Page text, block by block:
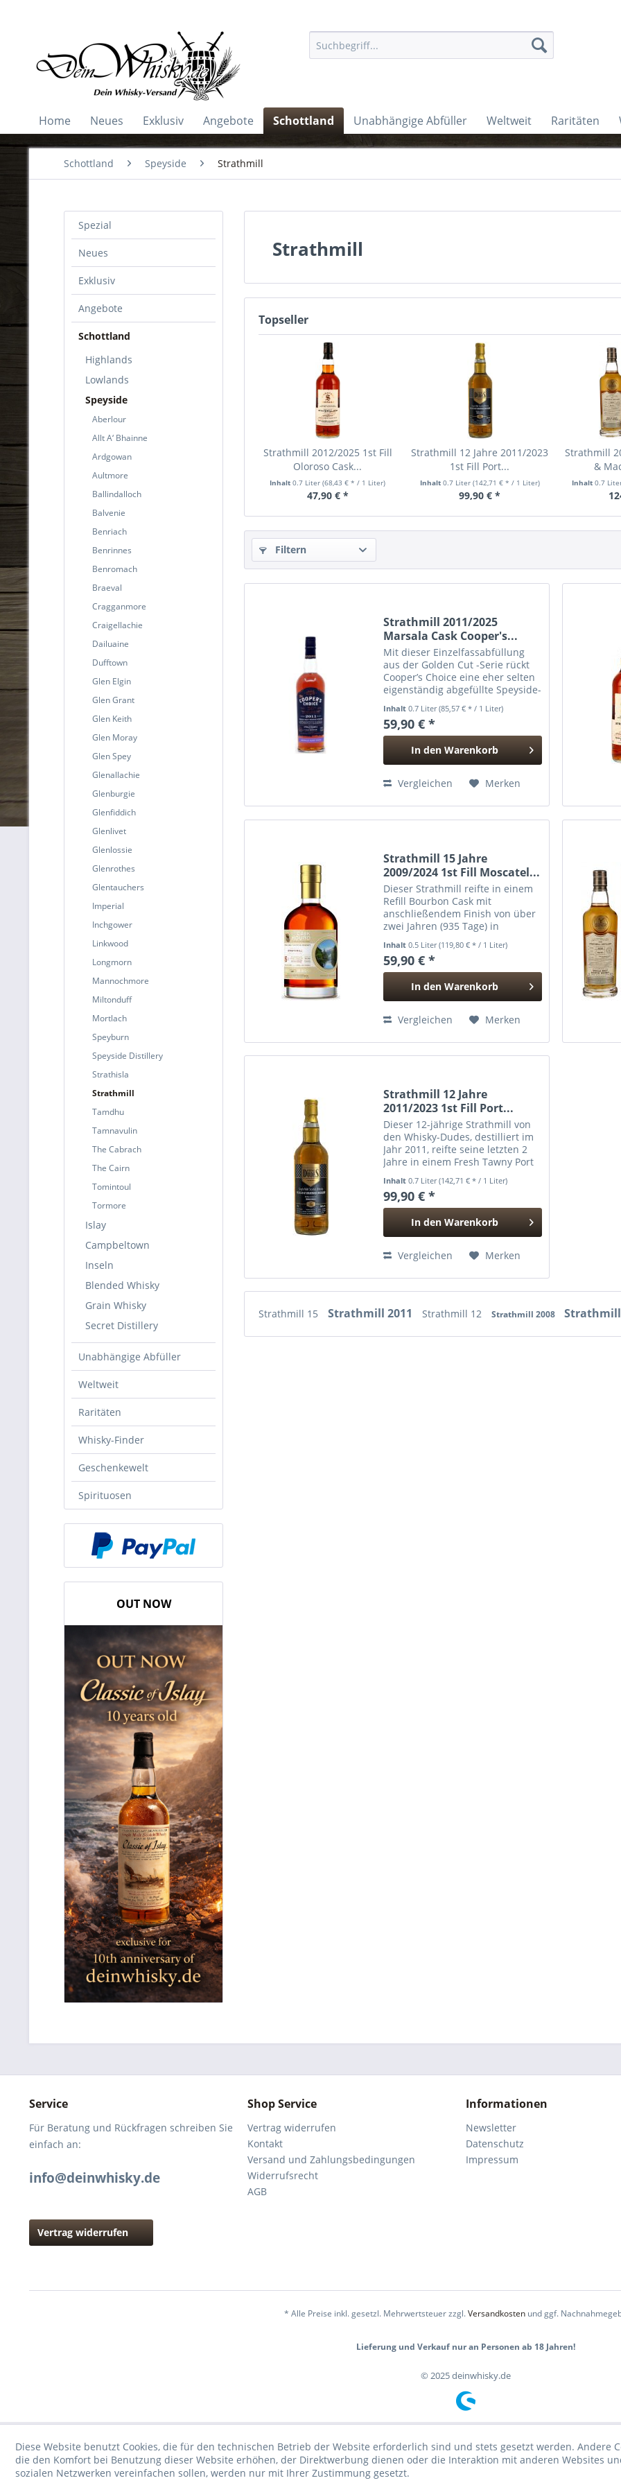
Home Neues Exklusiv Angebote Schottland Unabhängige Abfüller Weltweit Raritäten
Schottland Speyside Strathmill
Spezial
Neues
Exklusiv
Angebote
Schottland
Highlands
Lowlands
Speyside
Aberlour
Allt A‘ Bhainne
Ardgowan
Aultmore
Ballindalloch
Balvenie
Benriach
Benrinnes
Benromach
Braeval
Cragganmore
Craigellachie
Dailuaine
Dufftown
Glen Elgin
Glen Grant
Glen Keith
Glen Moray
Glen Spey
Glenallachie
Glenburgie
Glenfiddich
Glenlivet
Glenlossie
Glenrothes
Glentauchers
Imperial
Inchgower
Linkwood
Longmorn
Mannochmore
Miltonduff
Mortlach
Speyburn
Speyside Distillery
Strathisla
Strathmill
Tamdhu
Tamnavulin
The Cabrach
The Cairn
Tomintoul
Tormore
Islay
Campbeltown
Inseln
Blended Whisky
Grain Whisky
Secret Distillery
Unabhängige Abfüller
Weltweit
Raritäten
Whisky-Finder
Geschenkewelt
Spirituosen
OUT NOW
Strathmill
Topseller
Strathmill 2012/2025 1st Fill
Oloroso Cask...
Inhalt0.7 Liter(68,43 € * / 1 Liter)
47,90 € *
Strathmill 12 Jahre 2011/2023
1st Fill Port...
Inhalt 0.7 Liter (142,71 € * / 1 Liter)
99,90 € *
Strathmill
&
Inhalt0.7
Filtern
Strathmill 2011/2025
Marsala Cask Cooper's...
Mit dieser Einzelfassabfüllung
aus der Golden Cut -Serie rückt
Cooper’s Choice eine eher selten
eigenständig abgefüllte Speyside-
Strathmill ist vor allem für seinen
weichen, zugänglichen Hausstil
bekannt, der sich...
Inhalt0.7 Liter(85,57 € * / 1 Liter)
59,90 € *
In den Warenkorb
Hinzugefügt
Vergleichen Merken
Strathmill 15 Jahre
2009/2024 1st Fill Moscatel...
Dieser Strathmill reifte in einem
Refill Bourbon Cask mit
anschließendem Finish von über
zwei Jahren (935 Tage) in
und wurde in natürlicher
Fassstärke mit 57,3% vol. von The
Caskhound abgefüllt. Aroma :...
Inhalt0.5 Liter(119,80 € * / 1 Liter)
59,90 € *
In den Warenkorb
Hinzugefügt
Vergleichen Merken
Strathmill 12 Jahre
2011/2023 1st Fill Port...
Dieser 12-jährige Strathmill von
den Whisky-Dudes, destilliert im
Jahr 2011, reifte seine letzten 2
Jahre in einem Fresh Tawny Port
frischer Tawny Port Quarter-
Fässer während der letzten zwei
Jahre des...
Inhalt0.7 Liter(142,71 € * / 1 Liter)
99,90 € *
In den Warenkorb
Hinzugefügt
Vergleichen Merken
Strathmill 15 Strathmill 2011 Strathmill 12 Strathmill 2008 Strathmill
Service
Für Beratung und Rückfragen schreiben Sie
einfach an:
info@deinwhisky.de
Vertrag widerrufen
Shop Service
Vertrag widerrufen
Kontakt
Versand und Zahlungsbedingungen
Widerrufsrecht
AGB
Informationen
Newsletter
Datenschutz
Impressum
* Alle Preise inkl. gesetzl. Mehrwertsteuer zzgl.Versandkosten und ggf.
Lieferung und Verkauf nur an Personen ab 18 Jahren!
© 2025 deinwhisky.de
Diese Website benutzt Cookies, die für den technischen Betrieb der Website erforderlich sind und stets gesetzt werden. Andere
die den Komfort bei Benutzung dieser Website erhöhen, der Direktwerbung dienen oder die Interaktion mit anderen Websites
sozialen Netzwerken vereinfachen sollen, werden nur mit Ihrer Zustimmung gesetzt.